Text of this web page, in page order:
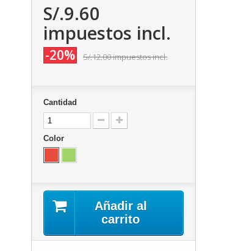
S/.9.60
impuestos incl.
-20% S/.12.00impuestos incl.
Cantidad
Color
Añadir al
carrito